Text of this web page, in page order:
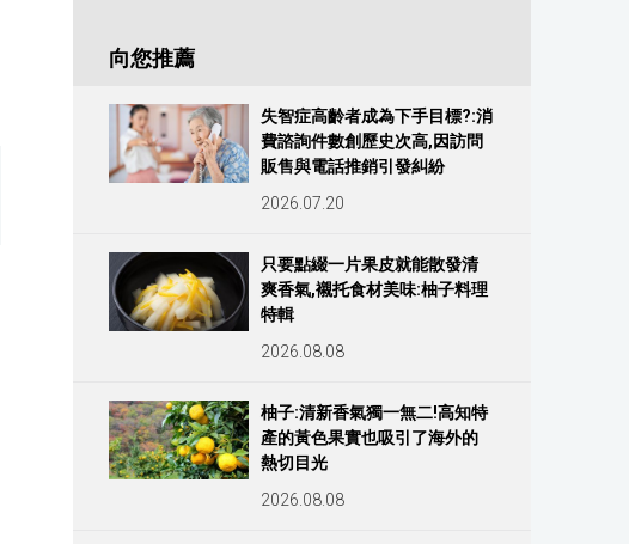
向您推薦
失智症高齡者成為下手目標?:消
費諮詢件數創歷史次高,因訪問
販售與電話推銷引發糾紛
2026.07.20
只要點綴一片果皮就能散發清
爽香氣,襯托食材美味:柚子料理
特輯
2026.08.08
柚子:清新香氣獨一無二!高知特
產的黃色果實也吸引了海外的
熱切目光
2026.08.08